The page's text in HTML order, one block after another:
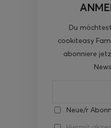
Du
cookiteasy
abonniere
Neue/r